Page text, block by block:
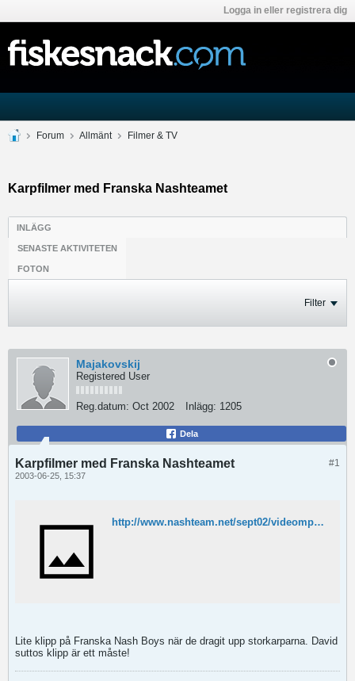
Logga in eller registrera dig
Forum Allmänt Filmer & TV
Karpfilmer med Franska Nashteamet
INLÄGG
SENASTE AKTIVITETEN
FOTON
Filter
Majakovskij
Registered User
Reg.datum: Oct 2002 Inlägg: 1205
Dela
#1
Karpfilmer med Franska Nashteamet
2003-06-25, 15:37
http://www.nashteam.net/sept02/videompg/video.htm
Lite klipp på Franska Nash Boys när de dragit upp storkarparna. David
suttos klipp är ett måste!